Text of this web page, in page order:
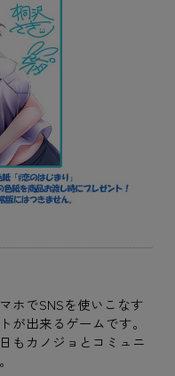
ホでSNSを使いこなす
が出来るゲームです。
もカノジョとコミュニ